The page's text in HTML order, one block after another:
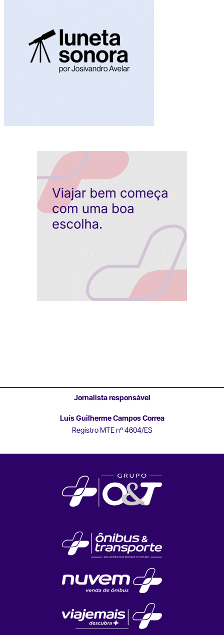
Jornalista responsável
Luís Guilherme Campos Correa
Registro MTE nº 4604/ES